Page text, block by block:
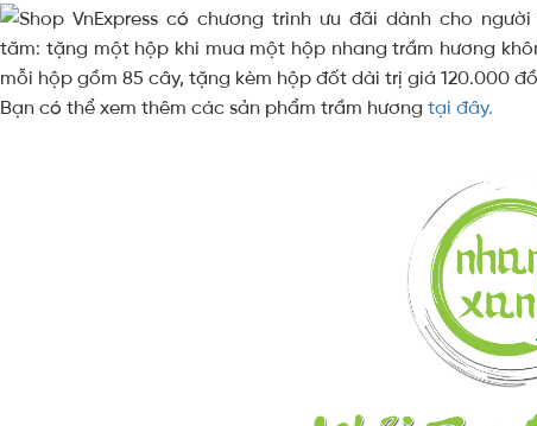
Bạn có thể xem thêm các sản phẩm trầm hươngtại đây.